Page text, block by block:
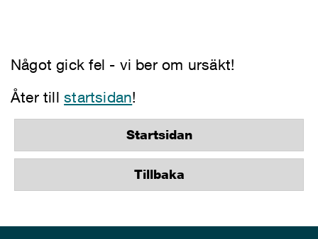
Något gick fel - vi ber om ursäkt!
Åter tillstartsidan!
Startsidan
Tillbaka